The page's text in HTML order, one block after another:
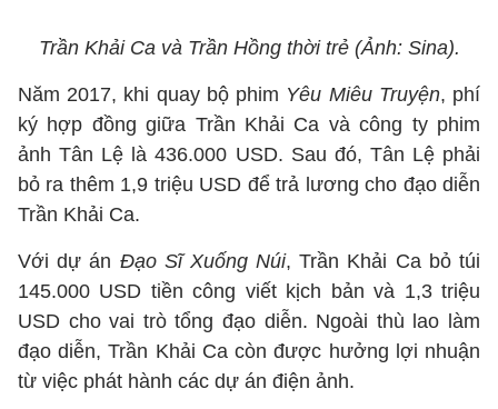
Trần Khải Ca và Trần Hồng thời trẻ (Ảnh: Sina).
Năm 2017, khi quay bộ phim Yêu Miêu Truyện, phí
ký hợp đồng giữa Trần Khải Ca và công ty phim
ảnh Tân Lệ là 436.000 USD. Sau đó, Tân Lệ phải
bỏ ra thêm 1,9 triệu USD để trả lương cho đạo diễn
Trần Khải Ca.
Với dự án Đạo Sĩ Xuống Núi, Trần Khải Ca bỏ túi
145.000 USD tiền công viết kịch bản và 1,3 triệu
USD cho vai trò tổng đạo diễn. Ngoài thù lao làm
đạo diễn, Trần Khải Ca còn được hưởng lợi nhuận
từ việc phát hành các dự án điện ảnh.